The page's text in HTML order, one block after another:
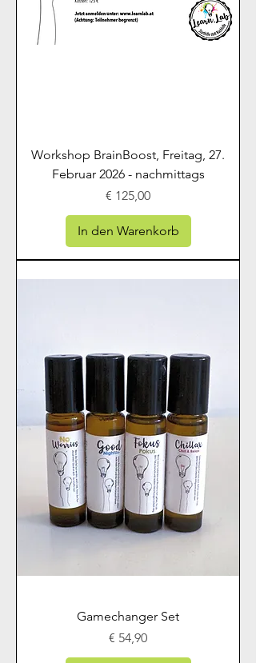
Workshop BrainBoost, Freitag, 27.
Februar 2026 - nachmittags
Preis
€ 125,00
In den Warenkorb
Gamechanger Set
Preis
€ 54,90